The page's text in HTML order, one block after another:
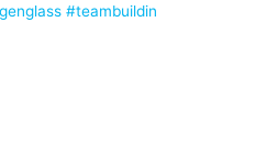
#teambuildin